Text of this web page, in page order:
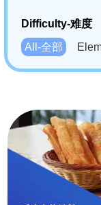
Difficulty-难度
All-全部